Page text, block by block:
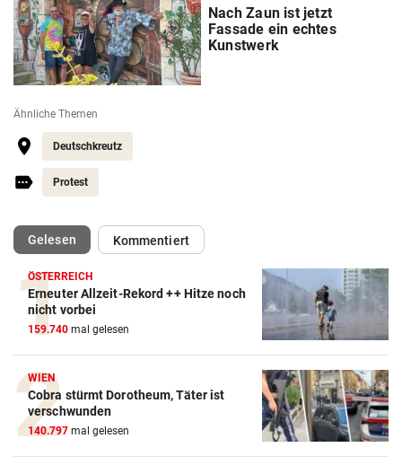
Nach Zaun ist jetzt
Fassade ein echtes
Kunstwerk
Ähnliche Themen
Deutschkreutz
Protest
Gelesen(ausgewählt)Kommentiert
ÖSTERREICH
Erneuter Allzeit-Rekord ++ Hitze noch
nicht vorbei
159.740 mal gelesen
WIEN
Cobra stürmt Dorotheum, Täter ist
verschwunden
140.797 mal gelesen